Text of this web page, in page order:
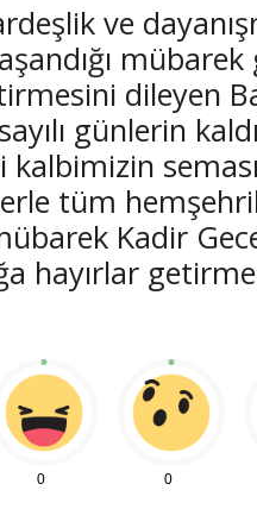
ve
dileyen
günlerin
kalbimizin
tüm
Kadir
hayırlar
0 0